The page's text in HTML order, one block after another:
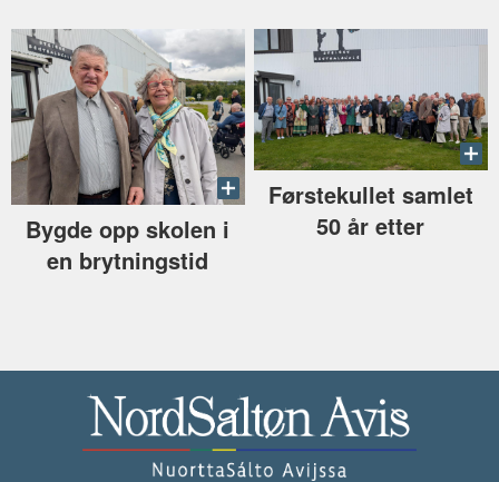
Bygde opp skolen i
en brytningstid
Førstekullet samlet
50 år etter